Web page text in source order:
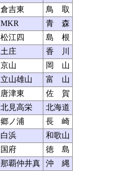
倉吉東
鳥 取
MKR
青 森
松江四
島 根
土庄
香 川
京山
岡 山
立山雄山
富 山
唐津東
佐 賀
北見高栄
北海道
郷ノ浦
長 崎
白浜
和歌山
国府
徳 島
那覇仲井真 沖 縄